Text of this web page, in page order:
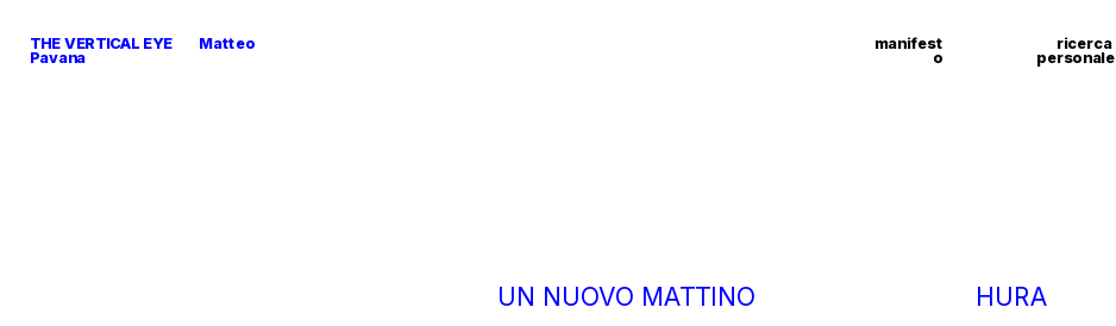
THE VERTICAL EYE        Matteo
Pavana
ricerca
personale
manifest
o
UN NUOVO MATTINO HURA